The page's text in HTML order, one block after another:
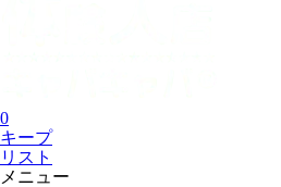
0
キープ
リスト
メニュー